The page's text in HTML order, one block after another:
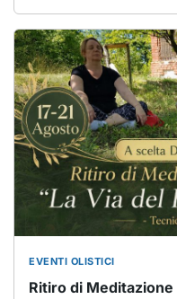
EVENTI OLISTICI
Ritiro di